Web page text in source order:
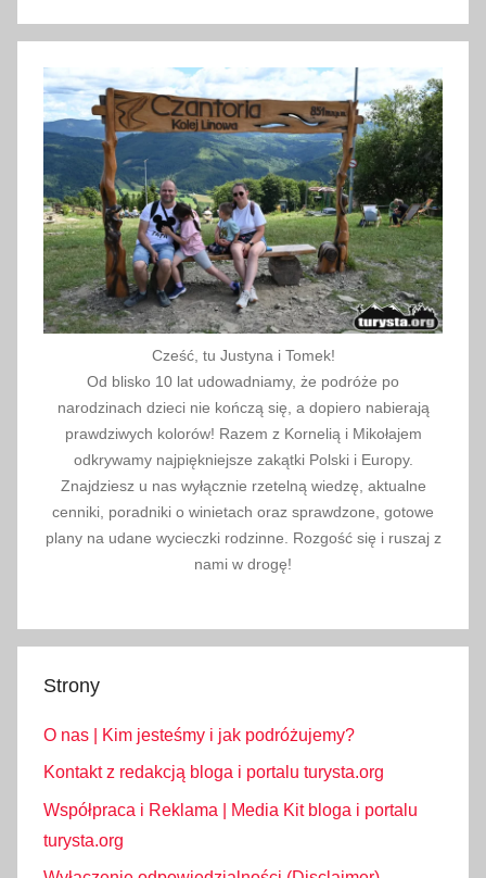
2
6
Cześć, tu Justyna i Tomek!
Od blisko 10 lat udowadniamy, że podróże po
narodzinach dzieci nie kończą się, a dopiero nabierają
prawdziwych kolorów! Razem z Kornelią i Mikołajem
odkrywamy najpiękniejsze zakątki Polski i Europy.
Znajdziesz u nas wyłącznie rzetelną wiedzę, aktualne
cenniki, poradniki o winietach oraz sprawdzone, gotowe
plany na udane wycieczki rodzinne. Rozgość się i ruszaj z
nami w drogę!
Strony
O nas | Kim jesteśmy i jak podróżujemy?
Kontakt z redakcją bloga i portalu turysta.org
Współpraca i Reklama | Media Kit bloga i portalu
turysta.org